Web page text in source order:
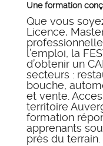
Une formation
Que vous
Licence,
l’emploi, la
d’obtenir un
secteurs :
bouche,
et vente.
territoire
formation
apprenants
près du terrain.